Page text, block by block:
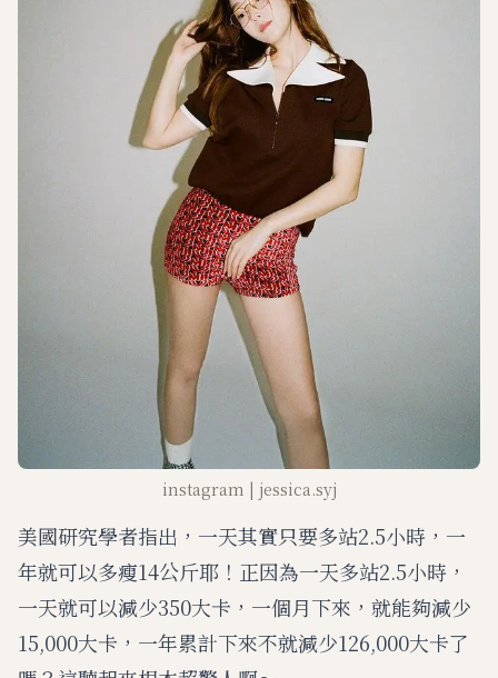
instagram | jessica.syj
美國研究學者指出，一天其實只要多站2.5小時，一
年就可以多瘦14公斤耶！正因為一天多站2.5小時，
一天就可以減少350大卡，一個月下來，就能夠減少
15,000大卡，一年累計下來不就減少126,000大卡了